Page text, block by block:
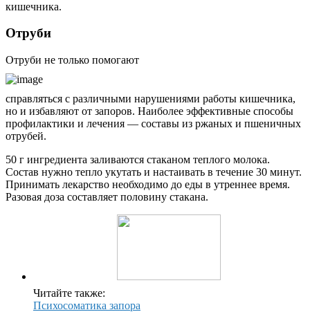
кишечника.
Отруби
Отруби не только помогают
справляться с различными нарушениями работы кишечника,
но и избавляют от запоров. Наиболее эффективные способы
профилактики и лечения — составы из ржаных и пшеничных
отрубей.
50 г ингредиента заливаются стаканом теплого молока.
Состав нужно тепло укутать и настаивать в течение 30 минут.
Принимать лекарство необходимо до еды в утреннее время.
Разовая доза составляет половину стакана.
Читайте также:
Психосоматика запора